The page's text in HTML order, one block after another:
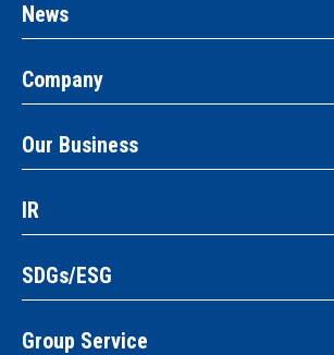
News
Company
Our Business
IR
SDGs/ESG
Group Service